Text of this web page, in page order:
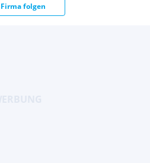
Firma folgen